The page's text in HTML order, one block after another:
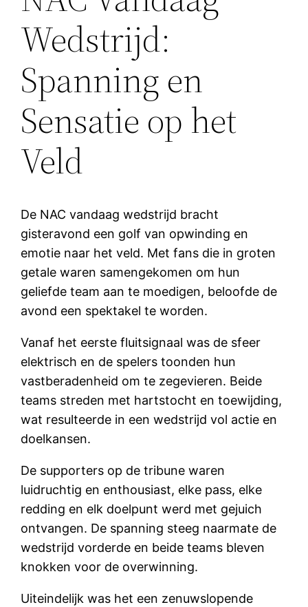
Wedstrijd:
Spanning en
Sensatie op het
Veld
De NAC vandaag wedstrijd bracht
gisteravond een golf van opwinding en
emotie naar het veld. Met fans die in groten
getale waren samengekomen om hun
geliefde team aan te moedigen, beloofde de
avond een spektakel te worden.
Vanaf het eerste fluitsignaal was de sfeer
elektrisch en de spelers toonden hun
vastberadenheid om te zegevieren. Beide
teams streden met hartstocht en toewijding,
wat resulteerde in een wedstrijd vol actie en
doelkansen.
De supporters op de tribune waren
luidruchtig en enthousiast, elke pass, elke
redding en elk doelpunt werd met gejuich
ontvangen. De spanning steeg naarmate de
wedstrijd vorderde en beide teams bleven
knokken voor de overwinning.
Uiteindelijk was het een zenuwslopende